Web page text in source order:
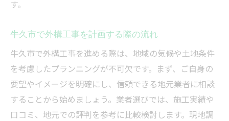
す。
牛久市で外構工事を計画する際の流れ
牛久市で外構工事を進める際は、地域の気候や土地条件
を考慮したプランニングが不可欠です。まず、ご自身の
要望やイメージを明確にし、信頼できる地元業者に相談
することから始めましょう。業者選びでは、施工実績や
口コミ、地元での評判を参考に比較検討します。現地調